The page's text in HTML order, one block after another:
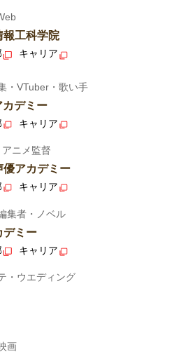
報工科学院
キャリア
・VTuber・歌い手
デミー
キャリア
ニメ監督
アカデミー
キャリア
集者・ノベル
デミー
キャリア
・ウエディング
画